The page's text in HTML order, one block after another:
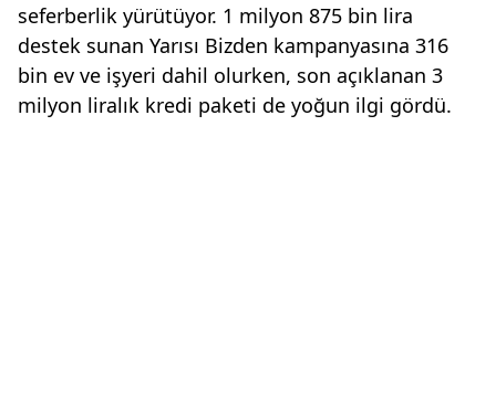
seferberlik yürütüyor. 1 milyon 875 bin lira
destek sunan Yarısı Bizden kampanyasına 316
bin ev ve işyeri dahil olurken, son açıklanan 3
milyon liralık kredi paketi de yoğun ilgi gördü.